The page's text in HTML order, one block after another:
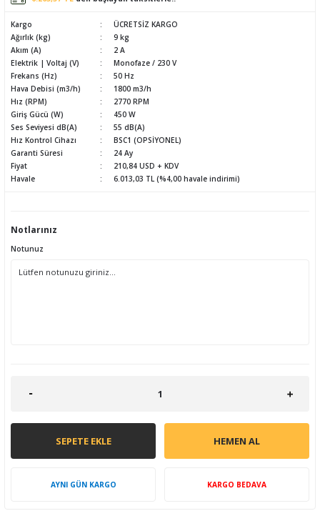
Kargo
ÜCRETSİZ KARGO
Ağırlık (kg)
9 kg
Akım (A)
2 A
Elektrik | Voltaj (V)
Monofaze / 230 V
Frekans (Hz)
50 Hz
Hava Debisi (m3/h)
1800 m3/h
Hız (RPM)
2770 RPM
Giriş Gücü (W)
450 W
Ses Seviyesi dB(A)
55 dB(A)
Hız Kontrol Cihazı
BSC1 (OPSİYONEL)
Garanti Süresi
24 Ay
Fiyat
210,84 USD + KDV
Havale
6.013,03 TL (%4,00 havale indirimi)
Notlarınız
Notunuz
SEPETE EKLE HEMEN AL
AYNI GÜN KARGO KARGO BEDAVA